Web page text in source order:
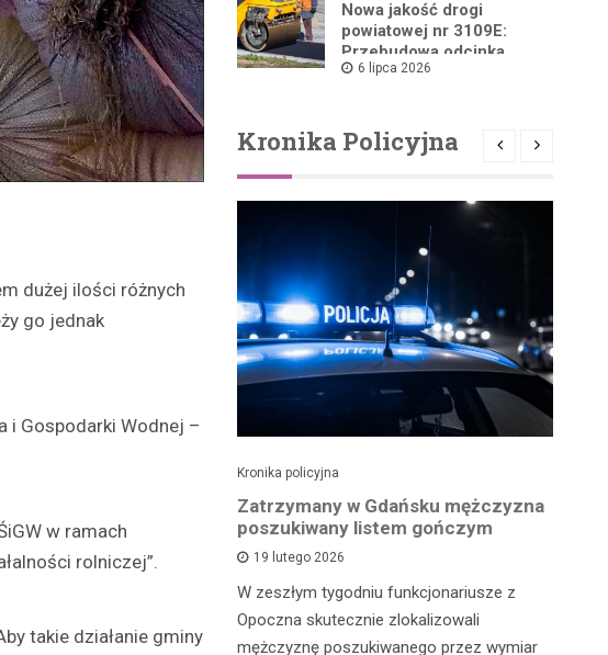
dużej ilości różnych
go jednak
i Gospodarki Wodnej –
w ramach
rolniczej”.
takie działanie gminy
Nowa jakość drogi
powiatowej nr 3109E:
Przebudowa odcinka
Drzewica – Dąbrówka
6 lipca 2026
Kronika Policyjna
zdarzenia w
aresztowany przez
drogowym, który
Kronika policyjna
Zatrzymany w Gdańsku mężczyzna
poszukiwany listem gończym
19 lutego 2026
W zeszłym tygodniu funkcjonariusze z
Opoczna skutecznie zlokalizowali
mężczyznę poszukiwanego przez wymiar